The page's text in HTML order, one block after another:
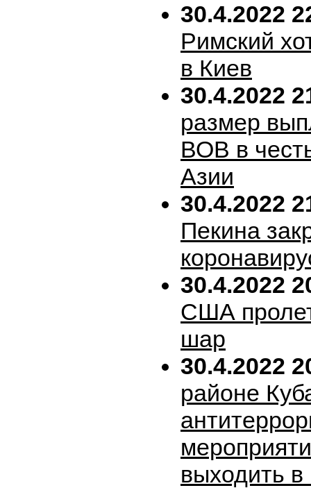
30.4.2022
Римский
в Киев
30.4.2022
размер
ВОВ в
Азии
30.4.2022
Пекина
30.4.2022
США
шар
30.4.2022
районе
выходить